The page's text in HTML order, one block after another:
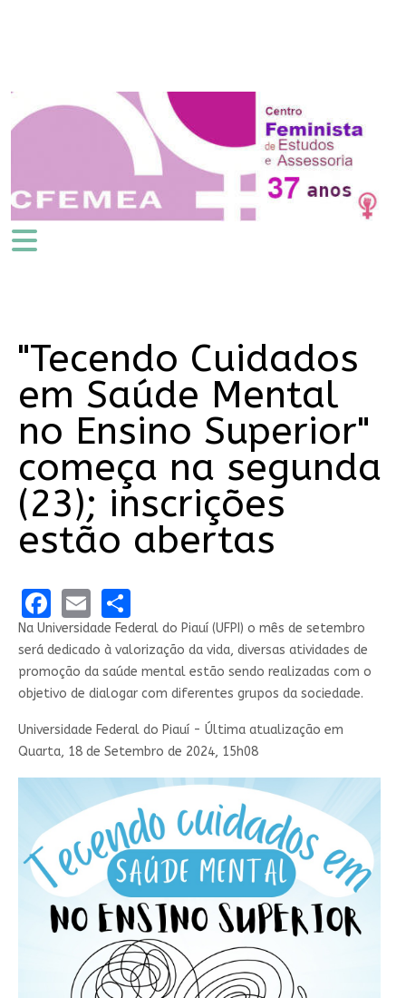
"Tecendo Cuidados
em Saúde Mental
no Ensino Superior"
começa na segunda
(23); inscrições
estão abertas
Facebook
EmailShare
Na Universidade Federal do Piauí (UFPI) o mês de setembro
será dedicado à valorização da vida, diversas atividades de
promoção da saúde mental estão sendo realizadas com o
objetivo de dialogar com diferentes grupos da sociedade.
Universidade Federal do Piauí - Última atualização em
Quarta, 18 de Setembro de 2024, 15h08